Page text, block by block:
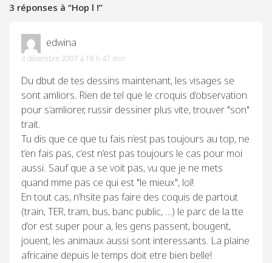
3 réponses à “Hop l !”
edwina
3 décembre 2007 à 18 h 47 min
Du dbut de tes dessins maintenant, les visages se
sont amliors. Rien de tel que le croquis d’observation
pour s’amliorer, russir dessiner plus vite, trouver "son"
trait.
Tu dis que ce que tu fais n’est pas toujours au top, ne
t’en fais pas, c’est n’est pas toujours le cas pour moi
aussi. Sauf que a se voit pas, vu que je ne mets
quand mme pas ce qui est "le mieux", lol!
En tout cas, n’hsite pas faire des coquis de partout
(train, TER, tram, bus, banc public, …) le parc de la tte
d’or est super pour a, les gens passent, bougent,
jouent, les animaux aussi sont interessants. La plaine
africaine depuis le temps doit etre bien belle!